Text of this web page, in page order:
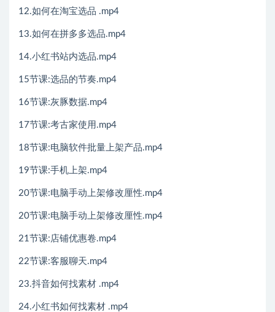
12.如何在淘宝选品 .mp4
13.如何在拼多多选品.mp4
14.小红书站内选品.mp4
15节课:选品的节奏.mp4
16节课:灰豚数据.mp4
17节课:考古家使用.mp4
18节课:电脑软件批量上架产品.mp4
19节课:手机上架.mp4
20节课:电脑手动上架修改厘性.mp4
20节课:电脑手动上架修改厘性.mp4
21节课:店铺优惠卷.mp4
22节课:客服聊天.mp4
23.抖音如何找素材 .mp4
24.小红书如何找素材 .mp4